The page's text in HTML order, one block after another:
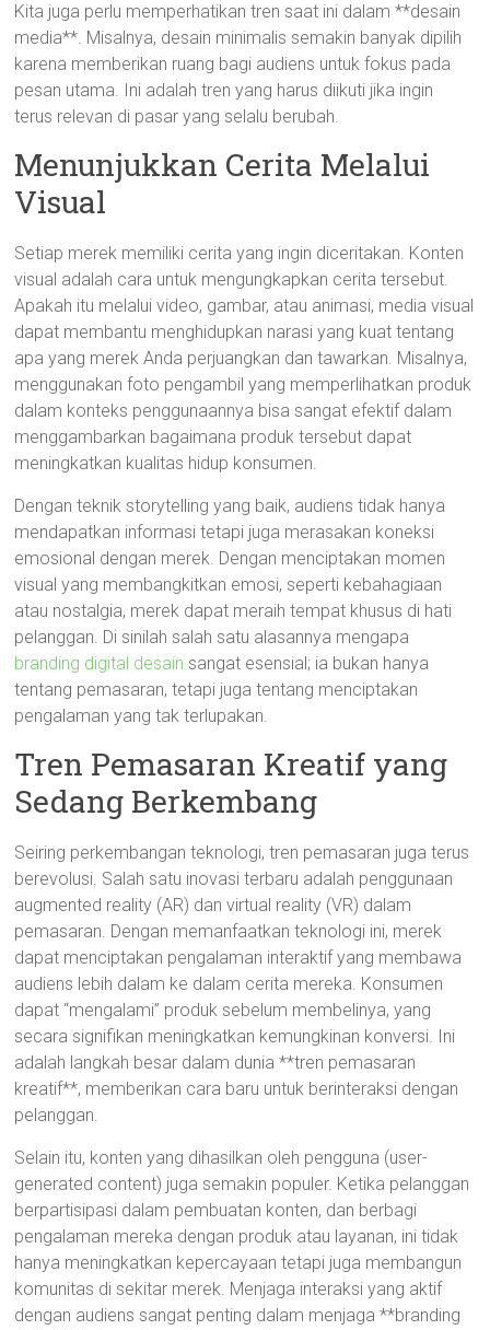
Kita juga perlu memperhatikan tren saat ini dalam **desain
media**. Misalnya, desain minimalis semakin banyak dipilih
karena memberikan ruang bagi audiens untuk fokus pada
pesan utama. Ini adalah tren yang harus diikuti jika ingin
terus relevan di pasar yang selalu berubah.
Menunjukkan Cerita Melalui
Visual
Setiap merek memiliki cerita yang ingin diceritakan. Konten
visual adalah cara untuk mengungkapkan cerita tersebut.
Apakah itu melalui video, gambar, atau animasi, media visual
dapat membantu menghidupkan narasi yang kuat tentang
apa yang merek Anda perjuangkan dan tawarkan. Misalnya,
menggunakan foto pengambil yang memperlihatkan produk
dalam konteks penggunaannya bisa sangat efektif dalam
menggambarkan bagaimana produk tersebut dapat
meningkatkan kualitas hidup konsumen.
Dengan teknik storytelling yang baik, audiens tidak hanya
mendapatkan informasi tetapi juga merasakan koneksi
emosional dengan merek. Dengan menciptakan momen
visual yang membangkitkan emosi, seperti kebahagiaan
atau nostalgia, merek dapat meraih tempat khusus di hati
pelanggan. Di sinilah salah satu alasannya mengapa
branding digital desain sangat esensial; ia bukan hanya
tentang pemasaran, tetapi juga tentang menciptakan
pengalaman yang tak terlupakan.
Tren Pemasaran Kreatif yang
Sedang Berkembang
Seiring perkembangan teknologi, tren pemasaran juga terus
berevolusi. Salah satu inovasi terbaru adalah penggunaan
augmented reality (AR) dan virtual reality (VR) dalam
pemasaran. Dengan memanfaatkan teknologi ini, merek
dapat menciptakan pengalaman interaktif yang membawa
audiens lebih dalam ke dalam cerita mereka. Konsumen
dapat “mengalami” produk sebelum membelinya, yang
secara signifikan meningkatkan kemungkinan konversi. Ini
adalah langkah besar dalam dunia **tren pemasaran
kreatif**, memberikan cara baru untuk berinteraksi dengan
pelanggan.
Selain itu, konten yang dihasilkan oleh pengguna (user-
generated content) juga semakin populer. Ketika pelanggan
berpartisipasi dalam pembuatan konten, dan berbagi
pengalaman mereka dengan produk atau layanan, ini tidak
hanya meningkatkan kepercayaan tetapi juga membangun
komunitas di sekitar merek. Menjaga interaksi yang aktif
dengan audiens sangat penting dalam menjaga **branding